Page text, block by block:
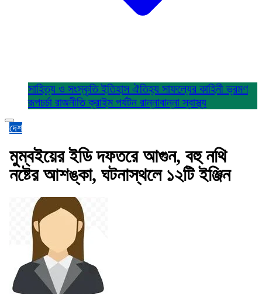
সাহিত্য ও সংস্কৃতিইতিহাস ঐতিহ্য সাফল্যের কাহিনীভ্রমণ
রূপচর্চা রাজনীতিক্রাইম পর্যটন রান্নাবান্নাস্বাস্থ্য
দেশ
মুম্বইয়ের ইডি দফতরে আগুন, বহু নথি
নষ্টের আশঙ্কা, ঘটনাস্থলে ১২টি ইঞ্জিন